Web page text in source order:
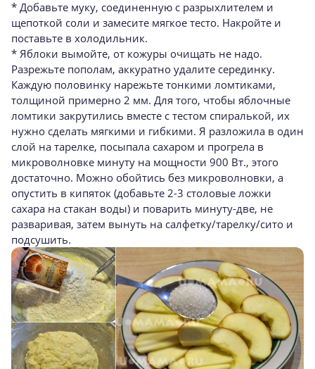
* Добавьте муку, соединенную с разрыхлителем и
щепоткой соли и замесите мягкое тесто. Накройте и
поставьте в холодильник.
* Яблоки вымойте, от кожуры очищать не надо.
Разрежьте пополам, аккуратно удалите серединку.
Каждую половинку нарежьте тонкими ломтиками,
толщиной примерно 2 мм. Для того, чтобы яблочные
ломтики закрутились вместе с тестом спиралькой, их
нужно сделать мягкими и гибкими. Я разложила в один
слой на тарелке, посыпала сахаром и прогрела в
микроволновке минуту на мощности 900 Вт., этого
достаточно. Можно обойтись без микроволновки, а
опустить в кипяток (добавьте 2-3 столовые ложки
сахара на стакан воды) и поварить минуту-две, не
разваривая, затем вынуть на салфетку/тарелку/сито и
подсушить.